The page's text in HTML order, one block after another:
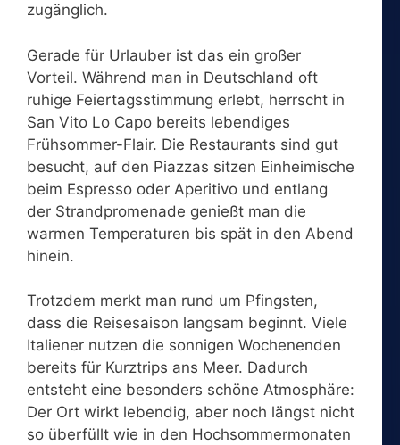
zugänglich.
Gerade für Urlauber ist das ein großer
Vorteil. Während man in Deutschland oft
ruhige Feiertagsstimmung erlebt, herrscht in
San Vito Lo Capo bereits lebendiges
Frühsommer-Flair. Die Restaurants sind gut
besucht, auf den Piazzas sitzen Einheimische
beim Espresso oder Aperitivo und entlang
der Strandpromenade genießt man die
warmen Temperaturen bis spät in den Abend
hinein.
Trotzdem merkt man rund um Pfingsten,
dass die Reisesaison langsam beginnt. Viele
Italiener nutzen die sonnigen Wochenenden
bereits für Kurztrips ans Meer. Dadurch
entsteht eine besonders schöne Atmosphäre:
Der Ort wirkt lebendig, aber noch längst nicht
so überfüllt wie in den Hochsommermonaten